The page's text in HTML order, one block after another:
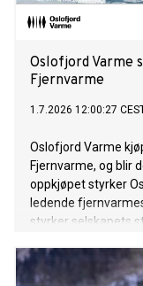
Oslofjord Varme
Fjernvarme
1.7.2026 12:00:27
Oslofjord Varme
Fjernvarme, og blir
oppkjøpet styrker
ledende
styrker selskapets
vil Oslofjord Varme
Drammen og sikre